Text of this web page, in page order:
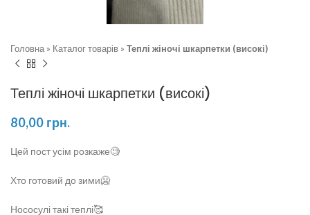
Головна » Каталог товарів » Теплі жіночі шкарпетки (високі)
Теплі жіночі шкарпетки (високі)
80,00 грн.
Цей пост усім розкаже🧐
Хто готовий до зими🥶
Нососулі такі теплі🥰